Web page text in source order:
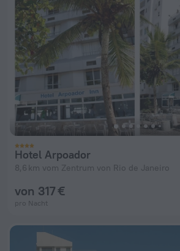
Hotel Arpoador
8,6 km vom Zentrum von Rio de Janeiro
von 317 €
pro Nacht